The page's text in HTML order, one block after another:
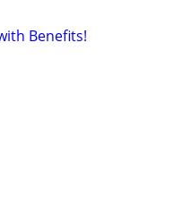
Benefits!